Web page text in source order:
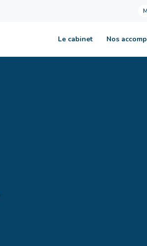
Le cabinet Nos